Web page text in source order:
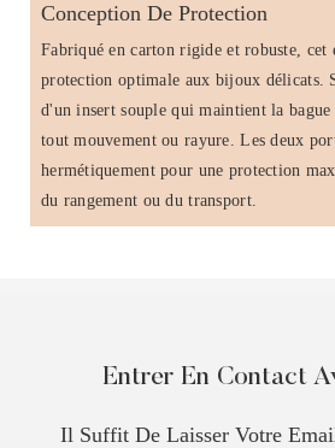
Conception De Protection
Fabriqué en carton rigide et robuste, cet
protection optimale aux bijoux délicats.
d'un insert souple qui maintient la
tout mouvement ou rayure. Les deux
hermétiquement pour une protection
du rangement ou du transport.
Entrer En Contact
Il Suffit De Laisser Votre